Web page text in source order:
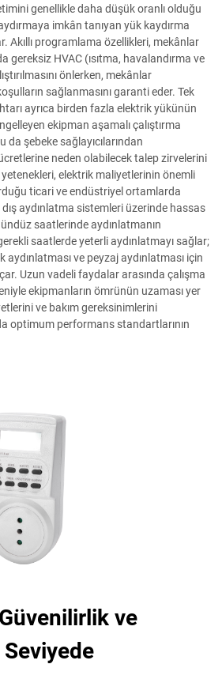
genellikle daha düşük oranlı olduğu
imkân tanıyan yük kaydırma
Akıllı programlama özellikleri, mekânlar
gereksiz HVAC (ısıtma, havalandırma ve
önlerken, mekânlar
sağlanmasını garanti eder. Tek
ayrıca birden fazla elektrik yükünün
ekipman aşamalı çalıştırma
da şebeke sağlayıcılarından
neden olabilecek talep zirvelerini
elektrik maliyetlerinin önemli
ticari ve endüstriyel ortamlarda
aydınlatma sistemleri üzerinde hassas
saatlerinde aydınlatmanın
saatlerde yeterli aydınlatmayı sağlar;
ve peyzaj aydınlatması için
Uzun vadeli faydalar arasında çalışma
ekipmanların ömrünün uzaması yer
ve bakım gereksinimlerini
optimum performans standartlarının
ve